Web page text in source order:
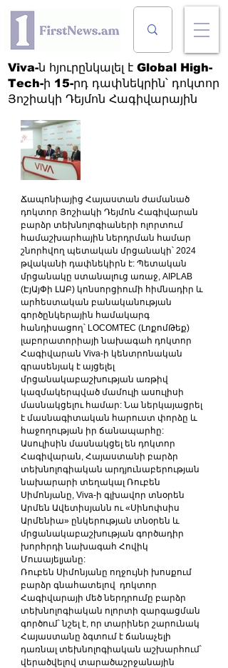
Viva-ն հյուրընկալել է Global High-
Tech-ի 15-րդ դափնեկրին՝ դոկտոր
Յոշիակի Դեյմոն Հագիվարային
Ճապոնիայից Հայաստան ժամանած
դոկտոր Յոշիակի Դեյմոն Հագիվարան
բարձր տեխնոլոգիաների ոլորտում
համաշխարհային ներդրման համար
շնորհվող պետական մրցանակի՝ 2024
թվականի դափնեկիրն է: Պետական
մրցանակը ստանալուց առաջ, AIPLAB
(ԷյԱյՓի ԼԱԲ) կոնսորցիումի հիմնադիր և
արհեստական բանականության
գործընկերային համակարգ
հանդիսացող՝ LOCOMTEC (ԼոքոմԹեք)
լաբորատորիայի նախագահ դոկտոր
Հագիվարան Viva-ի կենտրոնական
գրասենյակ է այցելել
մրցանակաբաշխության առթիվ
կազմակերպված մամուլի ասուլիսի
մասնակցելու համար: Նա ներկայացրել
է մասնագիտական հարուստ փորձը և
հաջողության իր ճանապարհը:
Ասուլիսին մասնակցել են դոկտոր
Հագիվարան, Հայաստանի բարձր
տեխնոլոգիական արդյունաբերության
նախարարի տեղակալ Ռուբեն
Սիմոնյանը, Viva-ի գլխավոր տնօրեն
Արմեն Ավետիսյանն ու «Սինոփսիս
Արմենիա» ընկերության տնօրեն և
մրցանակաբաշխության գործադիր
խորհրդի նախագահ Հովիկ
Մուսայելյանը:
Ռուբեն Սիմոնյանը ողջույնի խոսքում
բարձր գնահատելով  դոկտոր
Հագիվարայի մեծ ներդրումը բարձր
տեխնոլոգիական ոլորտի զարգացման
գործում՝ նշել է, որ տարիներ շարունակ
Հայաստանը ձգտում է ճանաչելի
դառնալ տեխնոլոգիական աշխարհում՝
վերածվելով տարածաշրջանային